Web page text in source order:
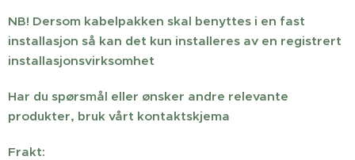
NB! Dersom kabelpakken skal benyttes i en fast
installasjon så kan det kun installeres av en registrert
installasjonsvirksomhet
Har du spørsmål eller ønsker andre relevante
produkter, bruk vårt kontaktskjema
Frakt: